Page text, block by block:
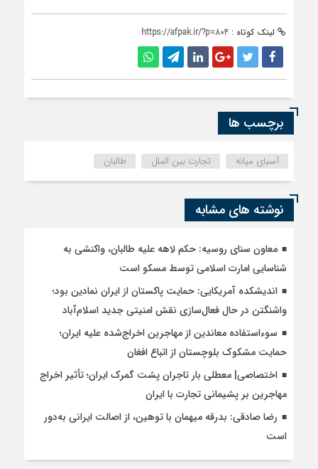
لینک کوتاه : https://afpak.ir/?p=804
برچسب ها
آسیای میانه تجارت بین الملل طالبان
نوشته های مشابه
معاون سنای روسیه: حکم لاهه علیه طالبان، واکنشی به
شناسایی امارت اسلامی توسط مسکو است
اندیشکده آمریکایی: حمایت پاکستان از ایران نمادین بود؛
واشنگتن در حال فعال‌سازی نقش امنیتی جدید اسلام‌آباد
سوءاستفاده معاندین از مهاجرین اخراج‌شده علیه ایران؛
حمایت مشکوک بلوچستان از اتباع افغان
اختصاصی| معطلی بار تاجران پشت گمرک ایران؛ تأثیر اخراج
مهاجرین بر پشیمانی تجارت با ایران
رضا صادقی: بدرقه میهمان با توهین، از اصالت ایرانی به‌دور
است